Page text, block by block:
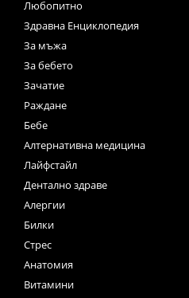
Любопитно
Здравна Енциклопедия
За мъжа
За бебето
Зачатие
Раждане
Бебе
Алтернативна медицина
Лайфстайл
Дентално здраве
Алергии
Билки
Стрес
Анатомия
Витамини